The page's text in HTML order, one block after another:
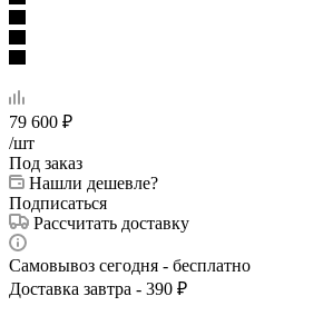
79 600 ₽
/шт
Под заказ
Нашли дешевле?
Подписаться
Рассчитать доставку
Самовывоз сегодня - бесплатно
Доставка завтра - 390 ₽